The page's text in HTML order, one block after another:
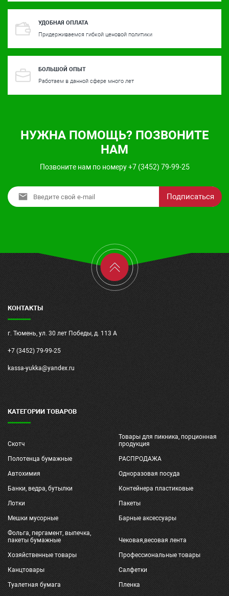
УДОБНАЯ ОПЛАТА
Придерживаемся гибкой ценовой политики
БОЛЬШОЙ ОПЫТ
Работаем в данной сфере много лет
НУЖНА ПОМОЩЬ? ПОЗВОНИТЕ
НАМ
Позвоните нам по номеру +7 (3452) 79-99-25
Подписаться
КОНТАКТЫ
г. Тюмень, ул. 30 лет Победы, д. 113 А
+7 (3452) 79-99-25
kassa-yukka@yandex.ru
КАТЕГОРИИ ТОВАРОВ
Скотч
Товары для пикника, порционная
продукция
Полотенца бумажные РАСПРОДАЖА
Автохимия Одноразовая посуда
Банки, ведра, бутылки Контейнера пластиковые
Лотки Пакеты
Мешки мусорные Барные аксессуары
Фольга, пергамент, выпечка,
пакеты бумажные
Чековая,весовая лента
Хозяйственные товары Профессиональные товары
Канцтовары Салфетки
Туалетная бумага Пленка